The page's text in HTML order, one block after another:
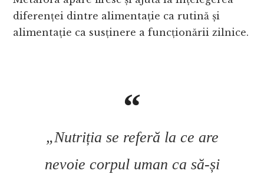
diferenței dintre alimentație ca rutină și
alimentație ca susținere a funcționării zilnice.
„Nutriția se referă la ce are
nevoie corpul uman ca să-și